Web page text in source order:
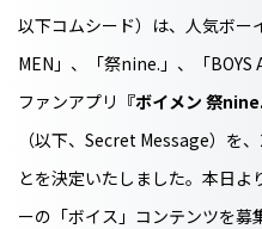
以下コムシード）は、人気ボー
MEN」、「祭nine.」、「
ファンアプリ 『ボイメン 祭
（以下、Secret Message）を
とを決定いたしました。本日
ーの「ボイス」コンテンツを募